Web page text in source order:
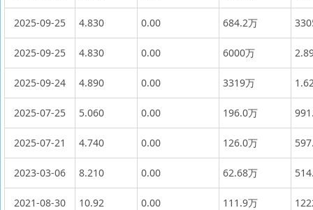
2025-09-25 4.830 0.00 684.2万
2025-09-25 4.830 0.00 6000万
2025-09-24 4.890 0.00 3319万
2025-07-25 5.060 0.00 196.0万
2025-07-21 4.740 0.00 126.0万
2023-03-06 8.210 0.00 62.68万
2021-08-30 10.92 0.00 111.9万